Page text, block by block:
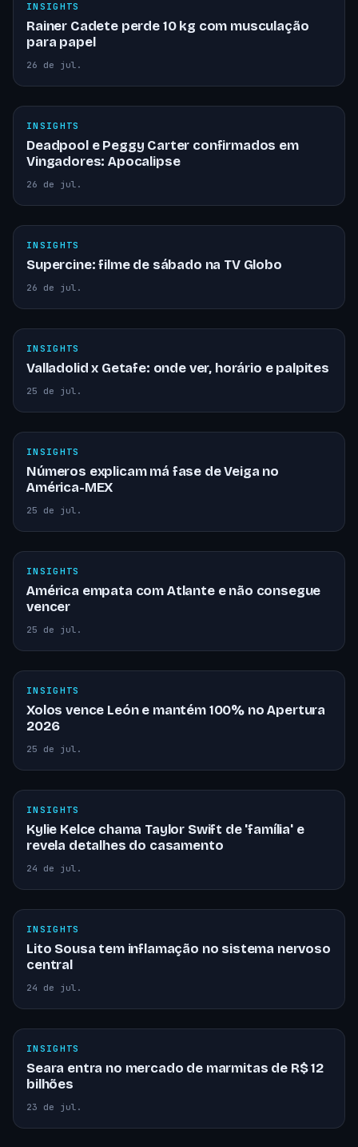
INSIGHTS
Rainer Cadete perde 10 kg com musculação
para papel
26 de jul.
INSIGHTS
Deadpool e Peggy Carter confirmados em
Vingadores: Apocalipse
26 de jul.
INSIGHTS
Supercine: filme de sábado na TV Globo
26 de jul.
INSIGHTS
Valladolid x Getafe: onde ver, horário e palpites
25 de jul.
INSIGHTS
Números explicam má fase de Veiga no
América-MEX
25 de jul.
INSIGHTS
América empata com Atlante e não consegue
vencer
25 de jul.
INSIGHTS
Xolos vence León e mantém 100% no Apertura
2026
25 de jul.
INSIGHTS
Kylie Kelce chama Taylor Swift de 'família' e
revela detalhes do casamento
24 de jul.
INSIGHTS
Lito Sousa tem inflamação no sistema nervoso
central
24 de jul.
INSIGHTS
Seara entra no mercado de marmitas de R$ 12
bilhões
23 de jul.